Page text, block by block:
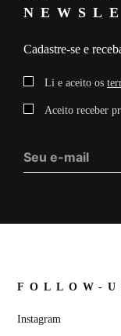
FOLLOW-
Instagram
Cadastre-se e
Li e aceito os
Aceito receber